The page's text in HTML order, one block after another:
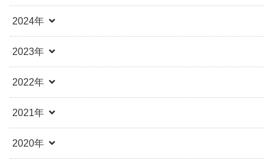
2024年
2023年
2022年
2021年
2020年